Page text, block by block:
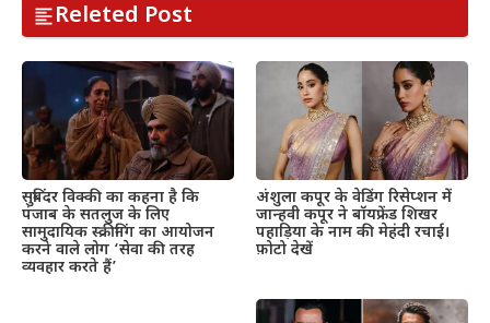
Releted Post
सुबिंदर विक्की का कहना है कि
पंजाब के सतलुज के लिए
सामुदायिक स्क्रीनिंग का आयोजन
करने वाले लोग ‘सेवा की तरह
व्यवहार करते हैं’
अंशुला कपूर के वेडिंग रिसेप्शन में
जान्हवी कपूर ने बॉयफ्रेंड शिखर
पहाड़िया के नाम की मेहंदी रचाई।
फ़ोटो देखें